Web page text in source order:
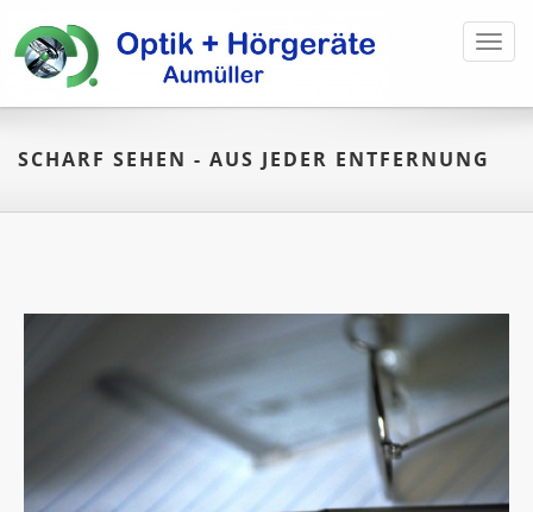
SCHARF SEHEN - AUS JEDER ENTFERNUNG